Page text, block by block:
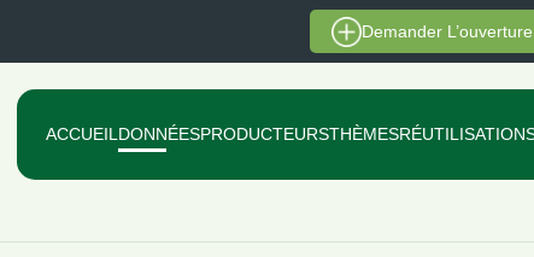
Demander
ACCUEIL DONNÉESPRODUCTEURSTHÈMES